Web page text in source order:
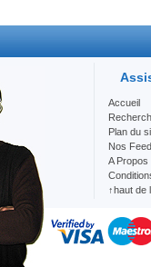
Accueil
Plan du
Nos
A Propos
↑haut de